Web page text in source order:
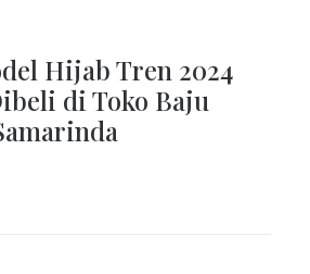
Hijab Tren 2024
di Toko Baju